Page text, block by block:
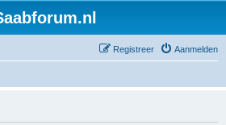
Aanmelden
Registreer